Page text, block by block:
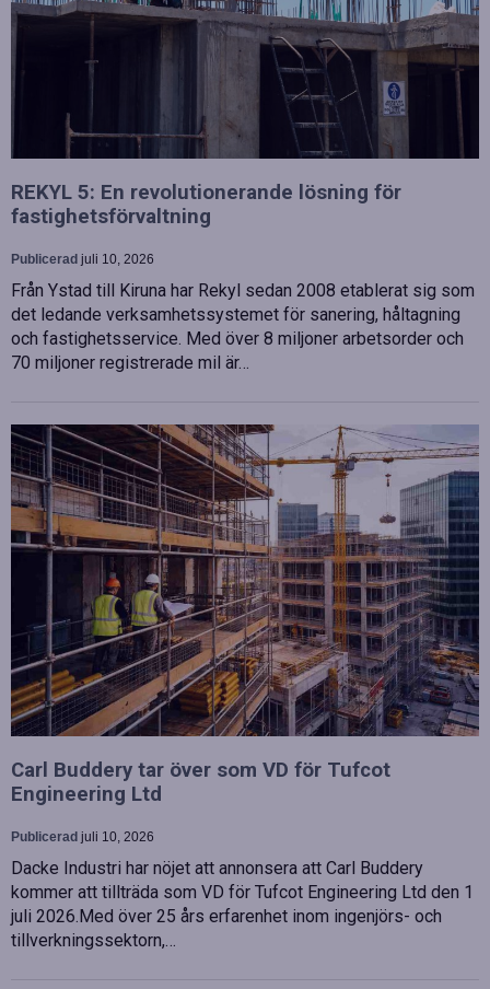
REKYL 5: En revolutionerande lösning för
fastighetsförvaltning
Publicerad juli 10, 2026
Från Ystad till Kiruna har Rekyl sedan 2008 etablerat sig som
det ledande verksamhetssystemet för sanering, håltagning
och fastighetsservice. Med över 8 miljoner arbetsorder och
70 miljoner registrerade mil är…
Carl Buddery tar över som VD för Tufcot
Engineering Ltd
Publicerad juli 10, 2026
Dacke Industri har nöjet att annonsera att Carl Buddery
kommer att tillträda som VD för Tufcot Engineering Ltd den 1
juli 2026.Med över 25 års erfarenhet inom ingenjörs- och
tillverkningssektorn,…